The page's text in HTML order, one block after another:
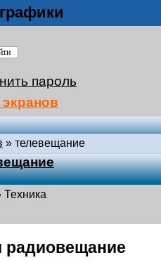
пароль
» телевещание
Техника
радиовещание